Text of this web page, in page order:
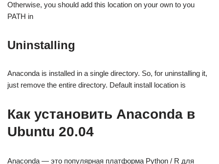
Otherwise, you should add this location on your own to you
PATH in
Uninstalling
Anaconda is installed in a single directory. So, for uninstalling it,
just remove the entire directory. Default install location is
Как установить Anaconda в
Ubuntu 20.04
Anaconda — это популярная платформа Python / R для